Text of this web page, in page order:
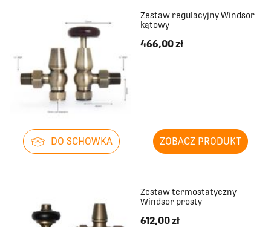
660
2307
2383
2459
Zestaw regulacyjny Windsor
kątowy
466,00 zł
DO SCHOWKA ZOBACZ PRODUKT
Zestaw termostatyczny
Windsor prosty
612,00 zł